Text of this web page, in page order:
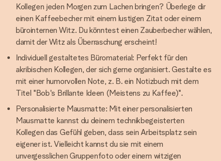
Kollegen jeden Morgen zum Lachen bringen? Überlege dir
einen Kaffeebecher mit einem lustigen Zitat oder einem
bürointernen Witz. Du könntest einen Zauberbecher wählen,
damit der Witz als Überraschung erscheint!
Individuell gestaltetes Büromaterial: Perfekt für den
akribischen Kollegen, der sich gerne organisiert. Gestalte es
mit einer humorvollen Note, z. B. ein Notizbuch mit dem
Titel "Bob's Brillante Ideen (Meistens zu Kaffee)".
Personalisierte Mausmatte: Mit einer personalisierten
Mausmatte kannst du deinem technikbegeisterten
Kollegen das Gefühl geben, dass sein Arbeitsplatz sein
eigener ist. Vielleicht kannst du sie mit einem
unvergesslichen Gruppenfoto oder einem witzigen